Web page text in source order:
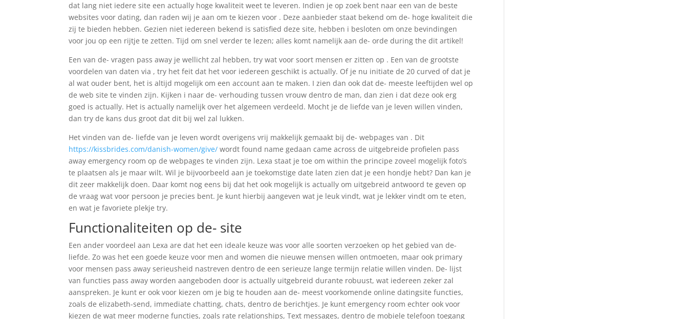
dat lang niet iedere site een actually hoge kwaliteit weet te leveren. Indien je op zoek bent naar een van de beste
websites voor dating, dan raden wij je aan om te kiezen voor . Deze aanbieder staat bekend om de- hoge kwaliteit die
zij te bieden hebben. Gezien niet iedereen bekend is satisfied deze site, hebben i besloten om onze bevindingen
voor jou op een rijtje te zetten. Tijd om snel verder te lezen; alles komt namelijk aan de- orde during the dit artikel!
Een van de- vragen pass away je wellicht zal hebben, try wat voor soort mensen er zitten op . Een van de grootste
voordelen van daten via , try het feit dat het voor iedereen geschikt is actually. Of je nu initiate de 20 curved of dat je
al wat ouder bent, het is altijd mogelijk om een account aan te maken. I zien dan ook dat de- meeste leeftijden wel op
de web site te vinden zijn. Kijken i naar de- verhouding tussen vrouw dentro de man, dan zien i dat deze ook erg
goed is actually. Het is actually namelijk over het algemeen verdeeld. Mocht je de liefde van je leven willen vinden,
dan try de kans dus groot dat dit bij wel zal lukken.
Het vinden van de- liefde van je leven wordt overigens vrij makkelijk gemaakt bij de- webpages van . Dit
https://kissbrides.com/danish-women/give/ wordt found name gedaan came across de uitgebreide profielen pass
away emergency room op de webpages te vinden zijn. Lexa staat je toe om within the principe zoveel mogelijk foto’s
te plaatsen als je maar wilt. Wil je bijvoorbeeld aan je toekomstige date laten zien dat je een hondje hebt? Dan kan je
dit zeer makkelijk doen. Daar komt nog eens bij dat het ook mogelijk is actually om uitgebreid antwoord te geven op
de vraag wat voor persoon je precies bent. Je kunt hierbij aangeven wat je leuk vindt, wat je lekker vindt om te eten,
en wat je favoriete plekje try.
Functionaliteiten op de- site
Een ander voordeel aan Lexa are dat het een ideale keuze was voor alle soorten verzoeken op het gebied van de-
liefde. Zo was het een goede keuze voor men and women die nieuwe mensen willen ontmoeten, maar ook primary
voor mensen pass away serieusheid nastreven dentro de een serieuze lange termijn relatie willen vinden. De- lijst
van functies pass away worden aangeboden door is actually uitgebreid durante robuust, wat iedereen zeker zal
aanspreken. Je kunt er ook voor kiezen om je big te houden aan de- meest voorkomende online datingsite functies,
zoals de elizabeth-send, immediate chatting, chats, dentro de berichtjes. Je kunt emergency room echter ook voor
kiezen de wat meer moderne functies, zoals rate relationships, Text messages, dentro de mobiele telefoon toegang